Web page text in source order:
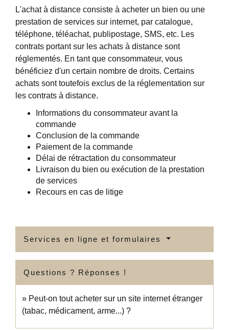
L'achat à distance consiste à acheter un bien ou une
prestation de services sur internet, par catalogue,
téléphone, téléachat, publipostage, SMS, etc. Les
contrats portant sur les achats à distance sont
réglementés. En tant que consommateur, vous
bénéficiez d'un certain nombre de droits. Certains
achats sont toutefois exclus de la réglementation sur
les contrats à distance.
Informations du consommateur avant la
commande
Conclusion de la commande
Paiement de la commande
Délai de rétractation du consommateur
Livraison du bien ou exécution de la prestation
de services
Recours en cas de litige
Services en ligne et formulaires
Questions ? Réponses !
Peut-on tout acheter sur un site internet étranger
(tabac, médicament, arme...) ?